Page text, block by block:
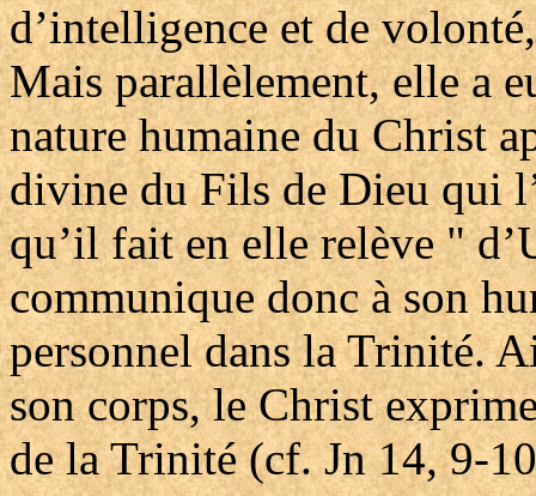
d’intelligence et de
Mais parallèlement, elle a
nature humaine du Christ
divine du Fils de Dieu qui
qu’il fait en elle relève "
communique donc à son
personnel dans la Trinité.
son corps, le Christ
de la Trinité (cf. Jn 14, 9-